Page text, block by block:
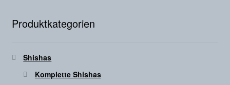
Produktkategorien
Shishas
Komplette Shishas